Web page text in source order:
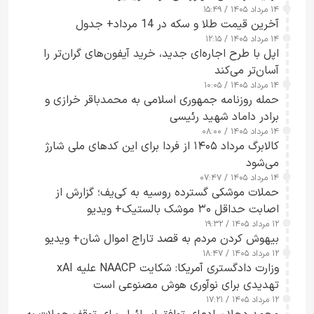
۱۴ مرداد ۱۴۰۵ / ۱۵:۴۹
آخرین قیمت طلا و سکه در 14 مرداد+ جدول
۱۴ مرداد ۱۴۰۵ / ۱۲:۱۵
اپل با طرح اجاره‌ای جدید، خرید آیفون‌های گران‌تر را
آسان‌تر می‌کند
۱۴ مرداد ۱۴۰۵ / ۱۰:۰۵
حمله روزنامه جمهوری اسلامی به محمدباقر خرازی و
برادر داماد شهید رئیسی
۱۴ مرداد ۱۴۰۵ / ۰۸:۰۰
کالابرگ مرداد ۱۴۰۵ از فردا برای این کدهای ملی شارژ
می‌شود
۱۴ مرداد ۱۴۰۵ / ۰۷:۴۷
حملات موشکی گسترده روسیه به کی‌یف؛ گزارش از
اصابت حداقل ۳۰ موشک بالستیک+ ویدیو
۱۲ مرداد ۱۴۰۵ / ۱۹:۳۲
بیهوش کردن مردم به قصد تاراج اموال شان+ ویدیو
۱۲ مرداد ۱۴۰۵ / ۱۸:۴۷
وزارت دادگستری آمریکا: شکایت NAACP علیه xAI
تهدیدی برای نوآوری هوش مصنوعی است
۱۲ مرداد ۱۴۰۵ / ۱۷:۲۱